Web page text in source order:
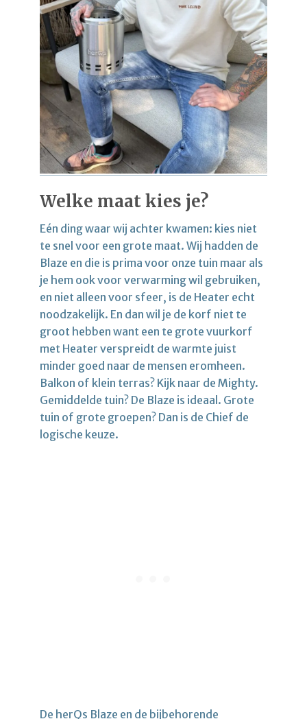
Welke maat kies je?
Eén ding waar wij achter kwamen: kies niet
te snel voor een grote maat. Wij hadden de
Blaze en die is prima voor onze tuin maar als
je hem ook voor verwarming wil gebruiken,
en niet alleen voor sfeer, is de Heater echt
noodzakelijk. En dan wil je de korf niet te
groot hebben want een te grote vuurkorf
met Heater verspreidt de warmte juist
minder goed naar de mensen eromheen.
Balkon of klein terras? Kijk naar de Mighty.
Gemiddelde tuin? De Blaze is ideaal. Grote
tuin of grote groepen? Dan is de Chief de
logische keuze.
De herQs Blaze en de bijbehorende